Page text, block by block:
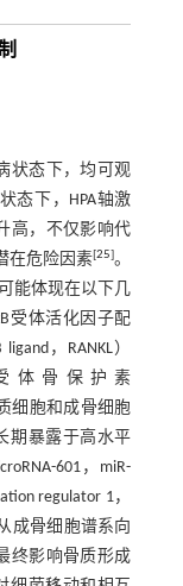
状态下，均可观
态下，HPA轴激
高，不仅影响代
在危险因素[25]。
能体现在以下几
受体活化因子配
，RANKL）
体骨保护素
细胞和成骨细胞
期暴露于高水平
601，miR-
regulator 1，
成骨细胞谱系向
终影响骨质形成